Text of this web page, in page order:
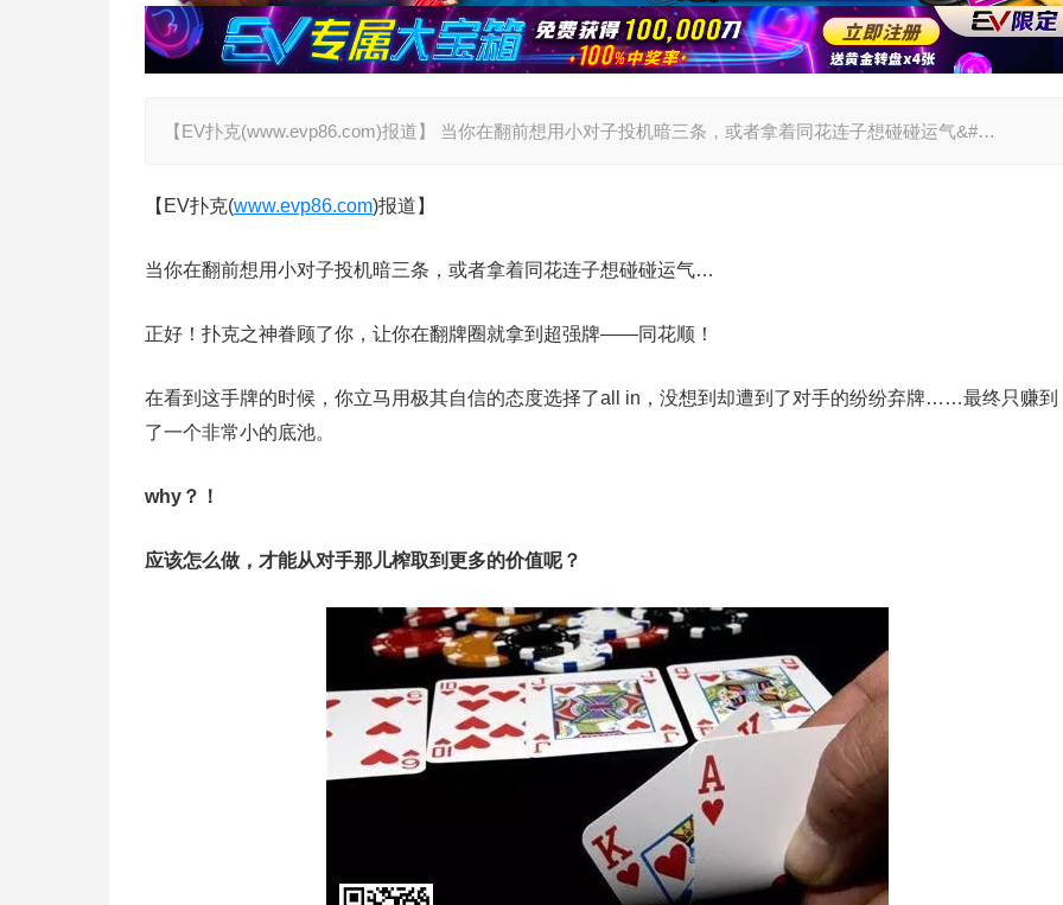
【EV扑克(www.evp86.com)报道】 当你在翻前想用小对子投机暗三条，或者拿着同花连子想碰碰运气&#…
【EV扑克(www.evp86.com)报道】
当你在翻前想用小对子投机暗三条，或者拿着同花连子想碰碰运气…
正好！扑克之神眷顾了你，让你在翻牌圈就拿到超强牌——同花顺！
在看到这手牌的时候，你立马用极其自信的态度选择了all in，没想到却遭到了对手的纷纷弃牌……最终只赚到
了一个非常小的底池。
why？！
应该怎么做，才能从对手那儿榨取到更多的价值呢？